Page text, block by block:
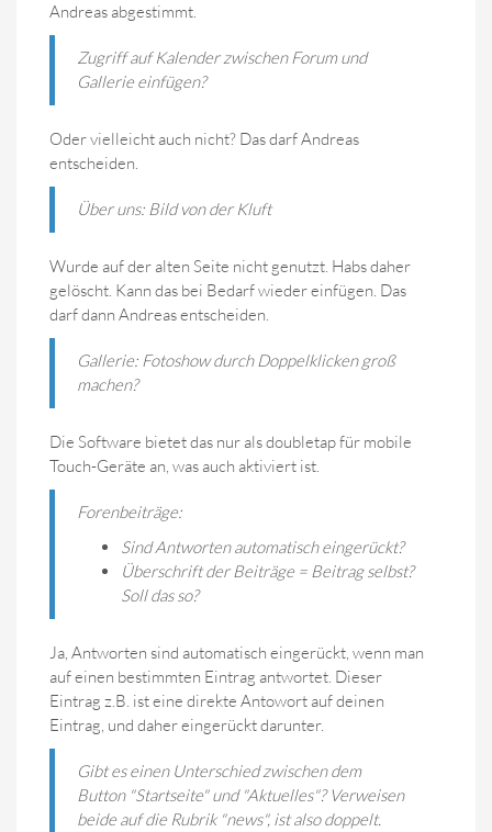
Andreas abgestimmt.
Zugriff auf Kalender zwischen Forum und
Gallerie einfügen?
Oder vielleicht auch nicht? Das darf Andreas
entscheiden.
Über uns: Bild von der Kluft
Wurde auf der alten Seite nicht genutzt. Habs daher
gelöscht. Kann das bei Bedarf wieder einfügen. Das
darf dann Andreas entscheiden.
Gallerie: Fotoshow durch Doppelklicken groß
machen?
Die Software bietet das nur als doubletap für mobile
Touch-Geräte an, was auch aktiviert ist.
Forenbeiträge:
Sind Antworten automatisch eingerückt?
Überschrift der Beiträge = Beitrag selbst?
Soll das so?
Ja, Antworten sind automatisch eingerückt, wenn man
auf einen bestimmten Eintrag antwortet. Dieser
Eintrag z.B. ist eine direkte Antowort auf deinen
Eintrag, und daher eingerückt darunter.
Gibt es einen Unterschied zwischen dem
Button "Startseite" und "Aktuelles"? Verweisen
beide auf die Rubrik "news", ist also doppelt.